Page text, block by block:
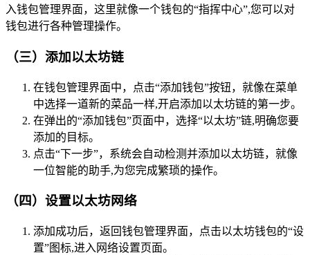
入钱包管理界面，这里就像一个钱包的“指挥中心”,您可以对
钱包进行各种管理操作。
（三）添加以太坊链
在钱包管理界面中，点击“添加钱包”按钮，就像在菜单
中选择一道新的菜品一样,开启添加以太坊链的第一步。
在弹出的“添加钱包”页面中，选择“以太坊”链,明确您要
添加的目标。
点击“下一步”，系统会自动检测并添加以太坊链，就像
一位智能的助手,为您完成繁琐的操作。
（四）设置以太坊网络
添加成功后，返回钱包管理界面，点击以太坊钱包的“设
置”图标,进入网络设置页面。